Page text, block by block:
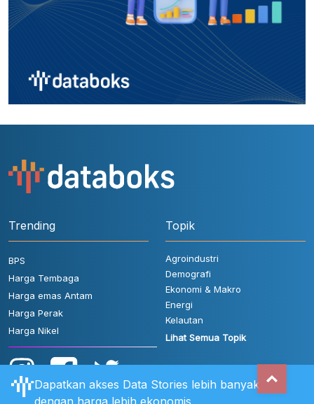
Trending
BPS
Harga Tembaga
Harga emas Antam
Harga Perak
Harga Nikel
Topik
Agroindustri
Demografi
Ekonomi & Makro
Energi
Kelautan
Lihat Semua Topik
Dapatkan akses Data Stories lebih banyak
dengan harga lebih ekonomis.